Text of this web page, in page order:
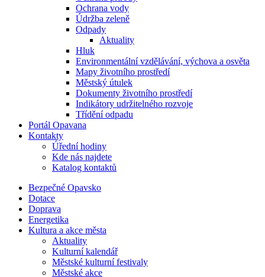
Ochrana vody
Údržba zeleně
Odpady
Aktuality
Hluk
Environmentální vzdělávání, výchova a osvěta
Mapy životního prostředí
Městský útulek
Dokumenty životního prostředí
Indikátory udržitelného rozvoje
Třídění odpadu
Portál Opavana
Kontakty
Úřední hodiny
Kde nás najdete
Katalog kontaktů
Bezpečné Opavsko
Dotace
Doprava
Energetika
Kultura a akce města
Aktuality
Kulturní kalendář
Městské kulturní festivaly
Městské akce